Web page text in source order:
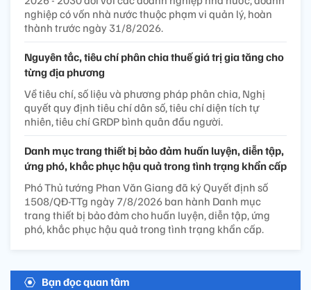
nghiệp có vốn nhà nước thuộc phạm vi quản lý, hoàn
thành trước ngày 31/8/2026.
Nguyên tắc, tiêu chí phân chia thuế giá trị gia tăng cho
từng địa phương
Về tiêu chí, số liệu và phương pháp phân chia, Nghị
quyết quy định tiêu chí dân số, tiêu chí diện tích tự
nhiên, tiêu chí GRDP bình quân đầu người.
Danh mục trang thiết bị bảo đảm huấn luyện, diễn tập,
ứng phó, khắc phục hậu quả trong tình trạng khẩn cấp
Phó Thủ tướng Phan Văn Giang đã ký Quyết định số
1508/QĐ-TTg ngày 7/8/2026 ban hành Danh mục
trang thiết bị bảo đảm cho huấn luyện, diễn tập, ứng
phó, khắc phục hậu quả trong tình trạng khẩn cấp.
Bạn đọc quan tâm